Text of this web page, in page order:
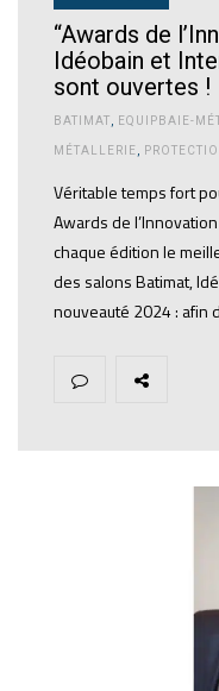
“Awards de
Idéobain et
sont ouvertes !
BATIMAT , EQUIPBAIE-
MÉTALLERIE,
Véritable temps fort
Awards de
chaque édition le
des salons Batimat,
nouveauté 2024 : afin